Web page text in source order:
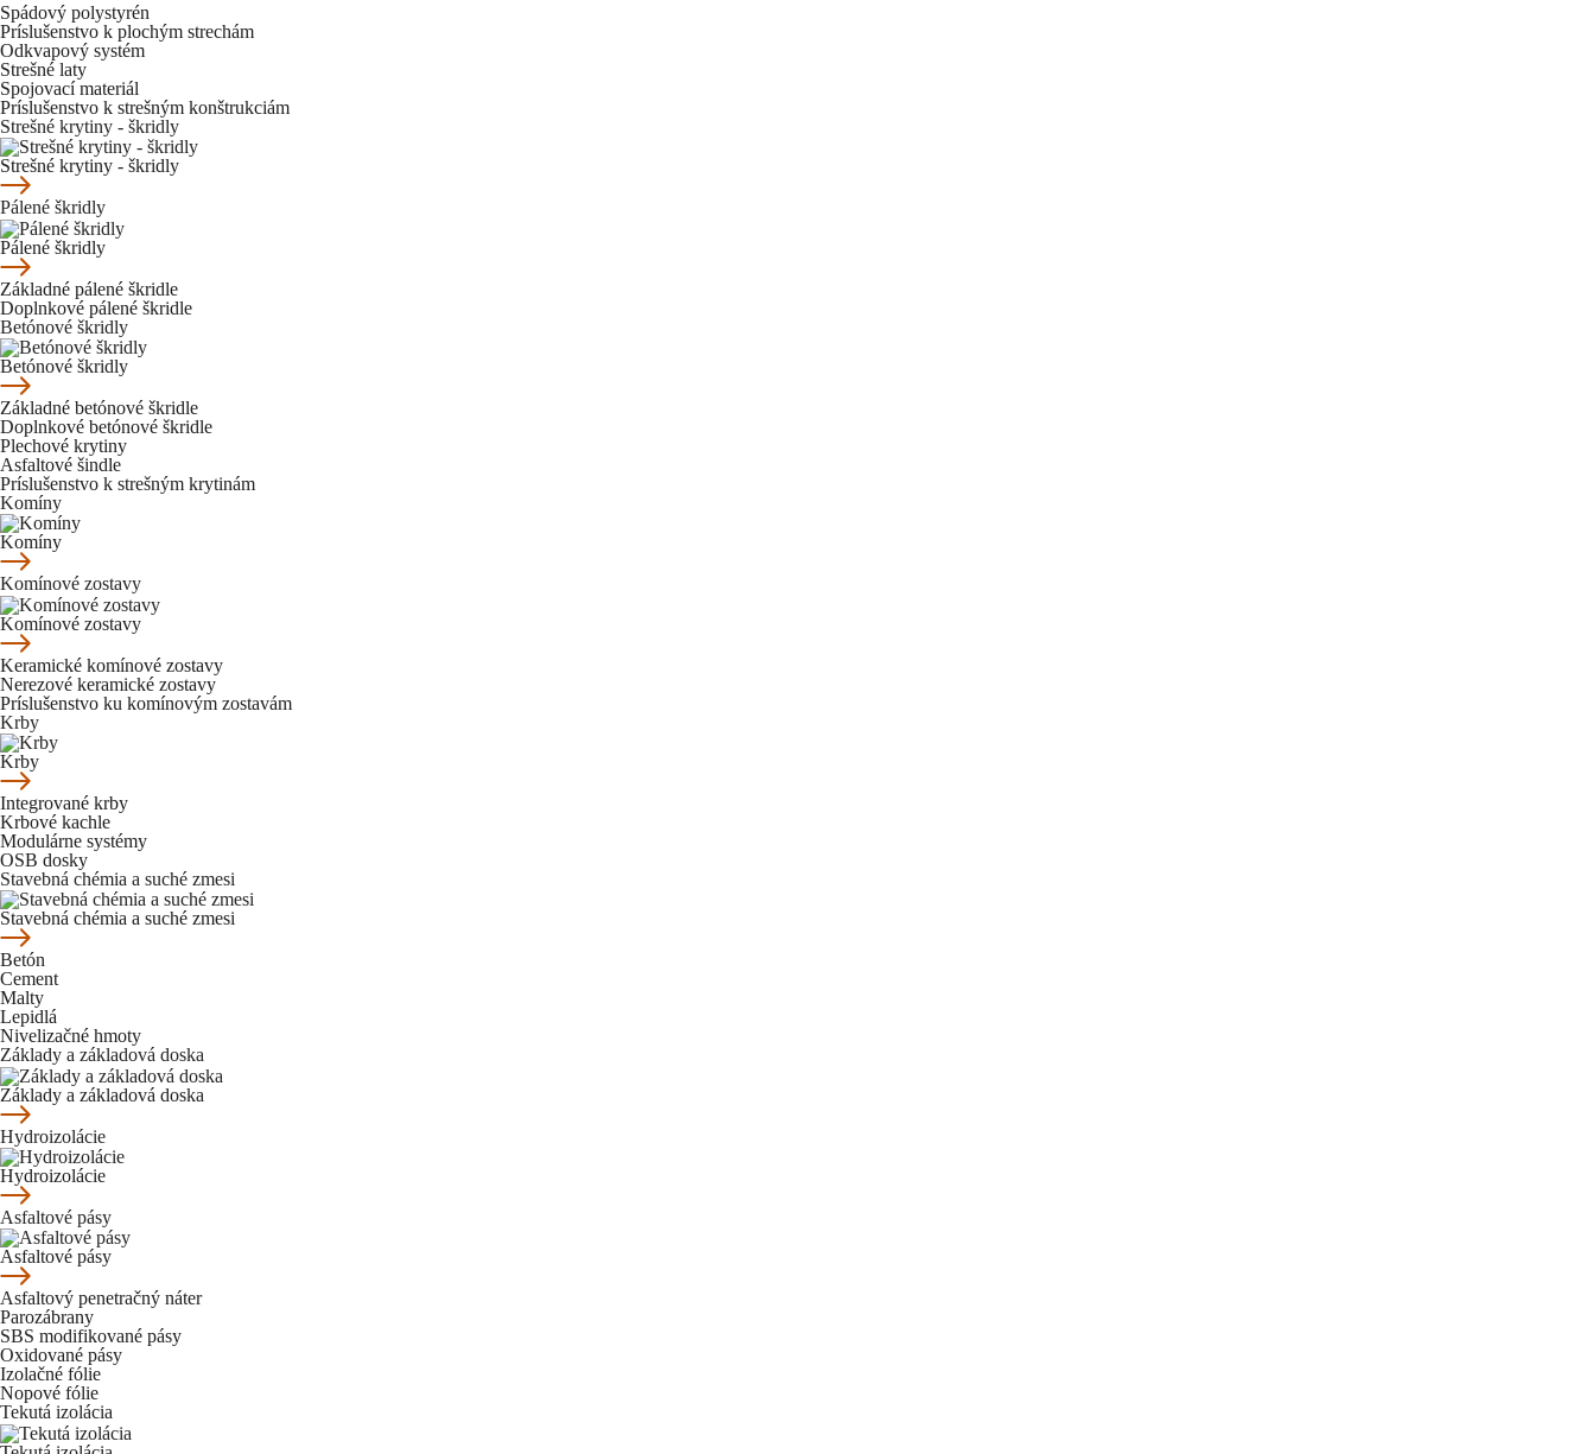
Spádový polystyrén
Príslušenstvo k plochým strechám
Odkvapový systém
Strešné laty
Spojovací materiál
Príslušenstvo k strešným konštrukciám
Strešné krytiny - škridly
Strešné krytiny - škridly
Pálené škridly
Pálené škridly
Základné pálené škridle
Doplnkové pálené škridle
Betónové škridly
Betónové škridly
Základné betónové škridle
Doplnkové betónové škridle
Plechové krytiny
Asfaltové šindle
Príslušenstvo k strešným krytinám
Komíny
Komíny
Komínové zostavy
Komínové zostavy
Keramické komínové zostavy
Nerezové keramické zostavy
Príslušenstvo ku komínovým zostavám
Krby
Krby
Integrované krby
Krbové kachle
Modulárne systémy
OSB dosky
Stavebná chémia a suché zmesi
Stavebná chémia a suché zmesi
Betón
Cement
Malty
Lepidlá
Nivelizačné hmoty
Základy a základová doska
Základy a základová doska
Hydroizolácie
Hydroizolácie
Asfaltové pásy
Asfaltové pásy
Asfaltový penetračný náter
Parozábrany
SBS modifikované pásy
Oxidované pásy
Izolačné fólie
Nopové fólie
Tekutá izolácia